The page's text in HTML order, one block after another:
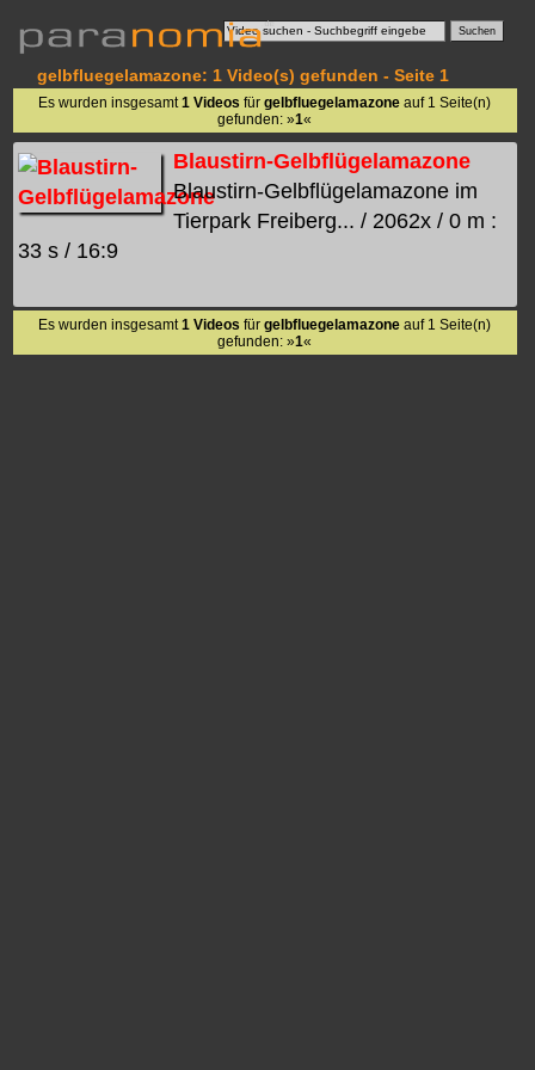
gelbfluegelamazone: 1 Video(s) gefunden - Seite 1
Es wurden insgesamt1 Videos fürgelbfluegelamazone auf 1 Seite(n)
gefunden: »1«
Blaustirn-Gelbflügelamazone
Blaustirn-Gelbflügelamazone im
Tierpark Freiberg... / 2062x / 0 m :
33 s / 16:9
Es wurden insgesamt1 Videos fürgelbfluegelamazone auf 1 Seite(n)
gefunden: »1«